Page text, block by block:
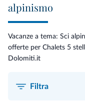
alpinismo
Vacanze a tema: Sci
offerte per Chalets 5
Dolomiti.it
Filtra